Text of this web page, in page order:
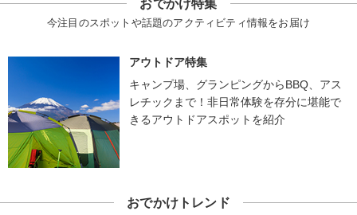
おでかけ特集
今注目のスポットや話題のアクティビティ情報をお届け
アウトドア特集
キャンプ場、グランピングからBBQ、アス
レチックまで！非日常体験を存分に堪能で
きるアウトドアスポットを紹介
おでかけトレンド